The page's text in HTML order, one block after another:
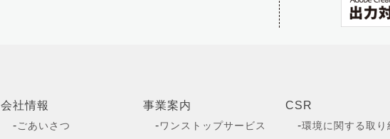
会社情報 事業案内
CSR
-ごあいさつ -ワンストップサービス -環境に関する取り